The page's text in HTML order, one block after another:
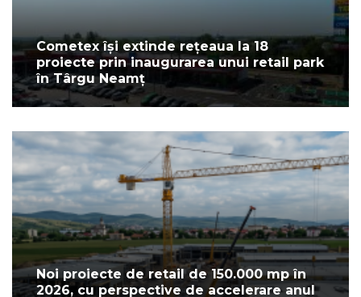
Cometex își extinde rețeaua la 18
proiecte prin inaugurarea unui retail park
în Târgu Neamț
Noi proiecte de retail de 150.000 mp în
2026, cu perspective de accelerare anul